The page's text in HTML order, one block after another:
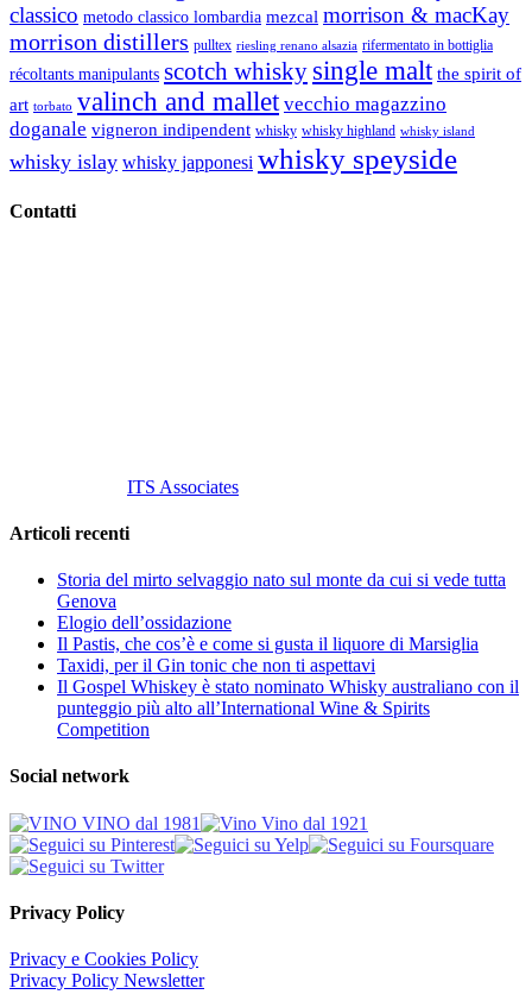
classico metodo classico lombardia mezcal morrison & macKay
morrison distillers pulltex riesling renano alsazia rifermentato in bottiglia
récoltants manipulants scotch whisky single malt the spirit of
art torbato valinch and mallet vecchio magazzino
doganale vigneron indipendent whisky whisky highland whisky island
whisky islay whisky japponesi whisky speyside
Contatti
ITS Associates
Articoli recenti
Storia del mirto selvaggio nato sul monte da cui si vede tutta
Genova
Elogio dell’ossidazione
Il Pastis, che cos’è e come si gusta il liquore di Marsiglia
Taxidi, per il Gin tonic che non ti aspettavi
Il Gospel Whiskey è stato nominato Whisky australiano con il
punteggio più alto all’International Wine & Spirits
Competition
Social network
Privacy Policy
Privacy e Cookies Policy
Privacy Policy Newsletter